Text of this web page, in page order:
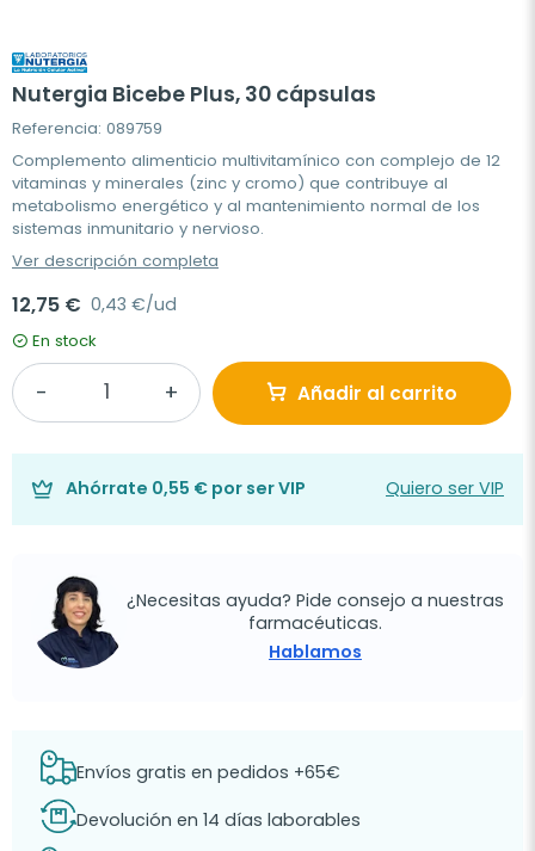
Nutergia Bicebe Plus, 30 cápsulas
Referencia: 089759
Complemento alimenticio multivitamínico con complejo de 12
vitaminas y minerales (zinc y cromo) que contribuye al
metabolismo energético y al mantenimiento normal de los
sistemas inmunitario y nervioso.
Ver descripción completa
12,75 € 0,43 €/ud
En stock
Añadir al carrito
Ahórrate 0,55 € por ser VIP Quiero ser VIP
¿Necesitas ayuda? Pide consejo a nuestras
farmacéuticas.
Hablamos
Envíos gratis en pedidos +65€
Devolución en 14 días laborables